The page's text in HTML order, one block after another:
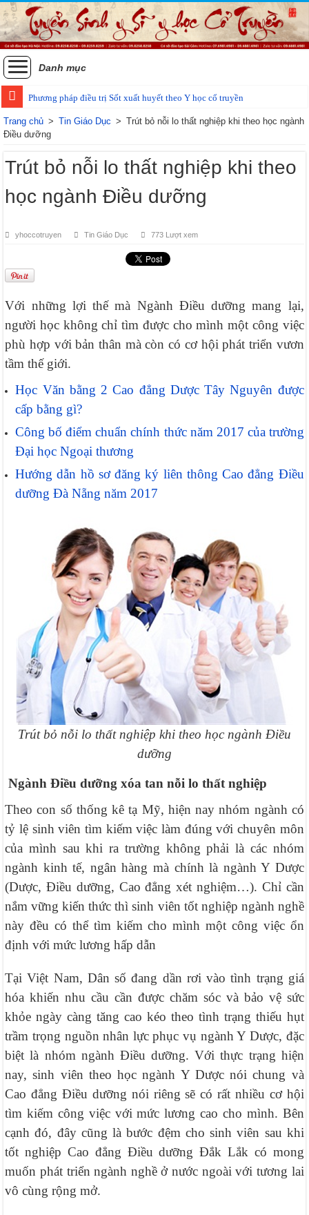
Danh mục
Phương pháp điều trị Sốt xuất huyết theo Y học cổ truyền
Các phương pháp điều trị zona thần kinh bằng Đông y
Trang chủ > Tin Giáo Dục > Trút bỏ nỗi lo thất nghiệp khi theo học ngành
Điều dưỡng
Trút bỏ nỗi lo thất nghiệp khi theo
học ngành Điều dưỡng
yhoccotruyen Tin Giáo Dục 773 Lượt xem
Với những lợi thế mà Ngành Điều dưỡng mang lại,
người học không chỉ tìm được cho mình một công việc
phù hợp với bản thân mà còn có cơ hội phát triển vươn
tầm thế giới.
Học Văn bằng 2 Cao đẳng Dược Tây Nguyên được
cấp bằng gì?
Công bố điểm chuẩn chính thức năm 2017 của trường
Đại học Ngoại thương
Hướng dẫn hồ sơ đăng ký liên thông Cao đẳng Điều
dưỡng Đà Nẵng năm 2017
Trút bỏ nỗi lo thất nghiệp khi theo học ngành Điều
dưỡng
Ngành Điều dưỡng xóa tan nỗi lo thất nghiệp
Theo con số thống kê tạ Mỹ, hiện nay nhóm ngành có
tỷ lệ sinh viên tìm kiếm việc làm đúng với chuyên môn
của mình sau khi ra trường không phải là các nhóm
ngành kinh tế, ngân hàng mà chính là ngành Y Dược
(Dược, Điều dưỡng, Cao đẳng xét nghiệm…). Chỉ cần
nắm vững kiến thức thì sinh viên tốt nghiệp ngành nghề
này đều có thể tìm kiếm cho mình một công việc ổn
định với mức lương hấp dẫn
Tại Việt Nam, Dân số đang dần rơi vào tình trạng giá
hóa khiến nhu cầu cần được chăm sóc và bảo vệ sức
khỏe ngày càng tăng cao kéo theo tình trạng thiếu hụt
trầm trọng nguồn nhân lực phục vụ ngành Y Dược, đặc
biệt là nhóm ngành Điều dưỡng. Với thực trạng hiện
nay, sinh viên theo học ngành Y Dược nói chung và
Cao đẳng Điều dưỡng nói riêng sẽ có rất nhiều cơ hội
tìm kiếm công việc với mức lương cao cho mình. Bên
cạnh đó, đây cũng là bước đệm cho sinh viên sau khi
tốt nghiệp Cao đẳng Điều dưỡng Đắk Lắk có mong
muốn phát triển ngành nghề ở nước ngoài với tương lai
vô cùng rộng mở.